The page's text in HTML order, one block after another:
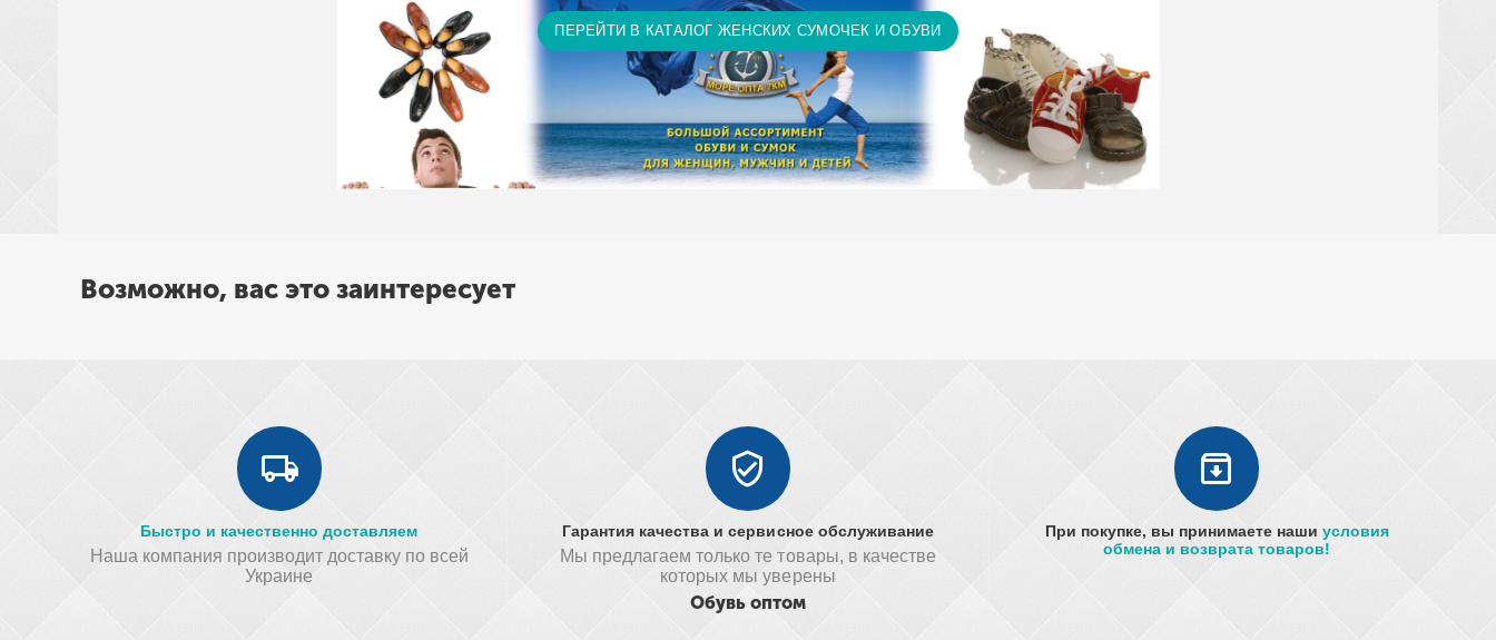
ПЕРЕЙТИ В КАТАЛОГ ЖЕНСКИХ СУМОЧЕК И ОБУВИ
Возможно, вас это заинтересует
Быстро и качественно доставляем
Наша компания производит доставку по всей
Украине
Гарантия качества и сервисное обслуживание
Мы предлагаем только те товары, в качестве
которых мы уверены
Обувь оптом
При покупке, вы принимаете наши условия
обмена и возврата товаров!